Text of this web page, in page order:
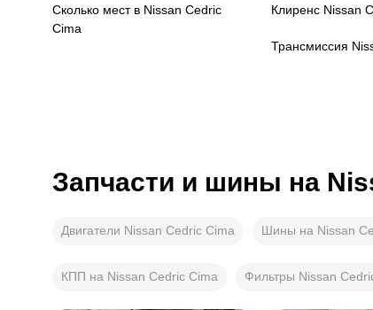
Сколько мест в Nissan Cedric
Cima
Клиренс Nissan
Трансмиссия
Запчасти и шины на
Двигатели Nissan Cedric Cima Шины на Nissan
КПП на Nissan Cedric Cima Фильтры Nissan